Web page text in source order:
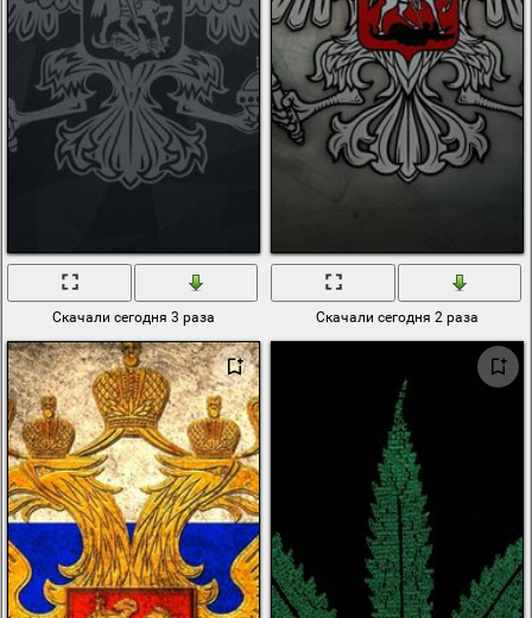
Скачали сегодня 3 раза Скачали сегодня 2 раза